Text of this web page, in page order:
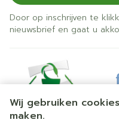
Wij gebruiken
maken.
Door op inschrijven te
nieuwsbrief en gaat u